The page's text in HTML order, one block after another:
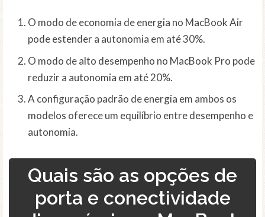
O modo de economia de energia no MacBook Air
pode estender a autonomia em até 30%.
O modo de alto desempenho no MacBook Pro pode
reduzir a autonomia em até 20%.
A configuração padrão de energia em ambos os
modelos oferece um equilíbrio entre desempenho e
autonomia.
Quais são as opções de
porta e conectividade